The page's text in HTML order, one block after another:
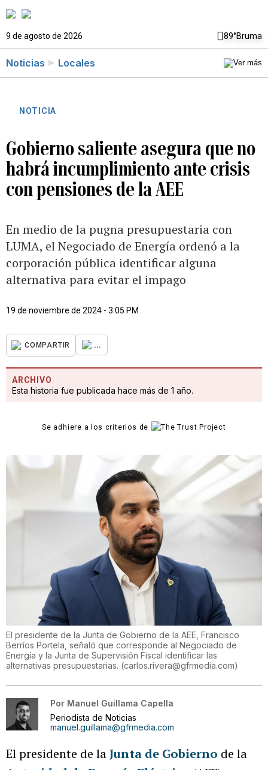
9 de agosto de 2026 89°Bruma
Noticias Locales
NOTICIA
Gobierno saliente asegura que no
habrá incumplimiento ante crisis
con pensiones de la AEE
En medio de la pugna presupuestaria con
LUMA, el Negociado de Energía ordenó a la
corporación pública identificar alguna
alternativa para evitar el impago
19 de noviembre de 2024 - 3:05 PM
COMPARTIR ...
ARCHIVO
Esta historia fue publicada hace más de 1 año.
Se adhiere a los criterios de
El presidente de la Junta de Gobierno de la AEE, Francisco
Berríos Portela, señaló que corresponde al Negociado de
Energía y la Junta de Supervisión Fiscal identificar las
alternativas presupuestarias. (carlos.rivera@gfrmedia.com)
Por Manuel Guillama Capella
Periodista de Noticias
manuel.guillama@gfrmedia.com
El presidente de laJunta de Gobierno de la